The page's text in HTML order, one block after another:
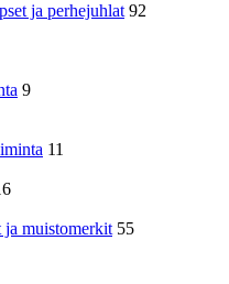
ja perhejuhlat 92
9
11
ja muistomerkit 55